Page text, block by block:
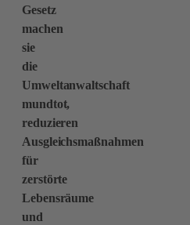
Gesetz
machen
sie
die
Umweltanwaltschaft
mundtot,
reduzieren
Ausgleichsmaßnahmen
für
zerstörte
Lebensräume
und